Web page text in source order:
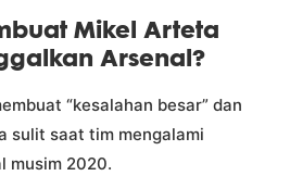
Mikel Arteta
Arsenal?
“kesalahan besar” dan
sulit saat tim mengalami
musim 2020.